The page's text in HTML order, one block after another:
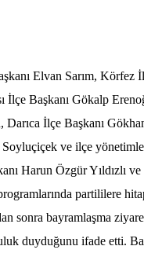
Elvan Sarım, Körfez
İlçe Başkanı Gökalp
Darıca İlçe Başkanı
Soyluçiçek ve ilçe
Harun Özgür Yıldızlı
partililere
sonra bayramlaşma
duyduğunu ifade etti.